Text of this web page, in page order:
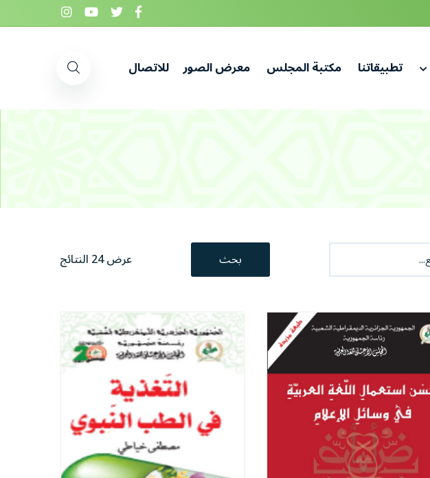
تطبيقاتنا مكتبة المجلس معرض الصور للاتصال
بحث عرض 24 النتائج